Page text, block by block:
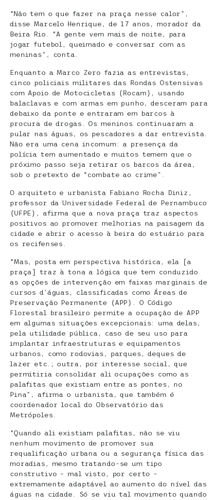
“Não tem o que fazer na praça nesse calor”,
disse Marcelo Henrique, de 17 anos, morador da
Beira Rio. “A gente vem mais de noite, para
jogar futebol, queimado e conversar com as
meninas”, conta.
Enquanto a Marco Zero fazia as entrevistas,
cinco policiais militares das Rondas Ostensivas
com Apoio de Motocicletas (Rocam), usando
balaclavas e com armas em punho, desceram para
debaixo da ponte e entraram em barcos à
procura de drogas. Os meninos continuaram a
pular nas águas, os pescadores a dar entrevista.
Não era uma cena incomum: a presença da
polícia tem aumentado e muitos temem que o
próximo passo seja retirar os barcos da área,
sob o pretexto de “combate ao crime”.
O arquiteto e urbanista Fabiano Rocha Diniz,
professor da Universidade Federal de Pernambuco
(UFPE), afirma que a nova praça traz aspectos
positivos ao promover melhorias na paisagem da
cidade e abrir o acesso à beira do estuário para
os recifenses.
“Mas, posta em perspectiva histórica, ela [a
praça] traz à tona a lógica que tem conduzido
as opções de intervenção em faixas marginais de
cursos d’águas, classificadas como Áreas de
Preservação Permanente (APP). O Código
Florestal brasileiro permite a ocupação de APP
em algumas situações excepcionais: uma delas,
pela utilidade pública, caso de seu uso para
implantar infraestruturas e equipamentos
urbanos, como rodovias, parques, deques de
lazer etc.; outra, por interesse social, que
permitiria consolidar ali ocupações como as
palafitas que existiam entre as pontes, no
Pina”, afirma o urbanista, que também é
coordenador local do Observatório das
Metrópoles.
“Quando ali existiam palafitas, não se viu
nenhum movimento de promover sua
requalificação urbana ou a segurança física das
moradias, mesmo tratando-se um tipo
construtivo – mal visto, por certo –
extremamente adaptável ao aumento do nível das
águas na cidade. Só se viu tal movimento quando